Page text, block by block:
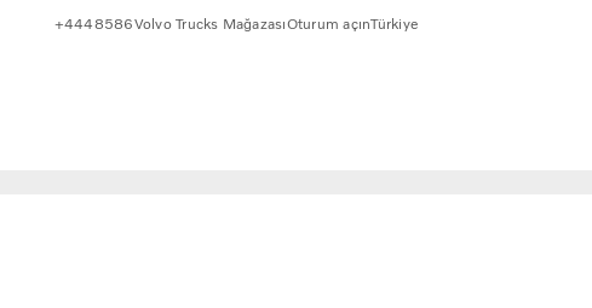
+4448586Volvo Trucks MağazasıOturum açınTürkiye